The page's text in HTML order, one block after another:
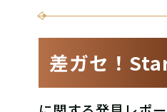
差ガセ！